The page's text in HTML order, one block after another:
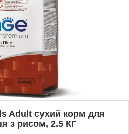
Adult сухий корм для
з рисом, 2.5 КГ